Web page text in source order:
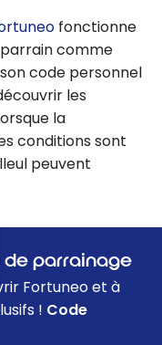
fonctionne
comme
code personnel
les
la
conditions sont
peuvent
parrainage
Fortuneo et à
! Code